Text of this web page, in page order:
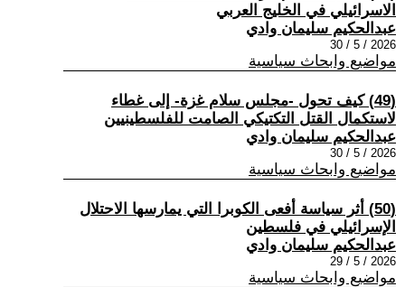
الاسرائيلي في الخليج العربي
عبدالحكيم سليمان وادي
2026 / 5 / 30
مواضيع وابحاث سياسية
(49) كيف تحول -مجلس سلام غزة- إلى غطاء
لاستكمال القتل التكتيكي الصامت للفلسطينيين
عبدالحكيم سليمان وادي
2026 / 5 / 30
مواضيع وابحاث سياسية
(50) أثر سياسة أفعى الكوبرا التي يمارسها الاحتلال
الإسرائيلي في فلسطين
عبدالحكيم سليمان وادي
2026 / 5 / 29
مواضيع وابحاث سياسية